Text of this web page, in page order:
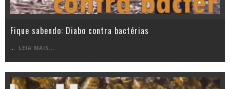
Fique sabendo: Diabo contra bactérias
... LEIA MAIS...